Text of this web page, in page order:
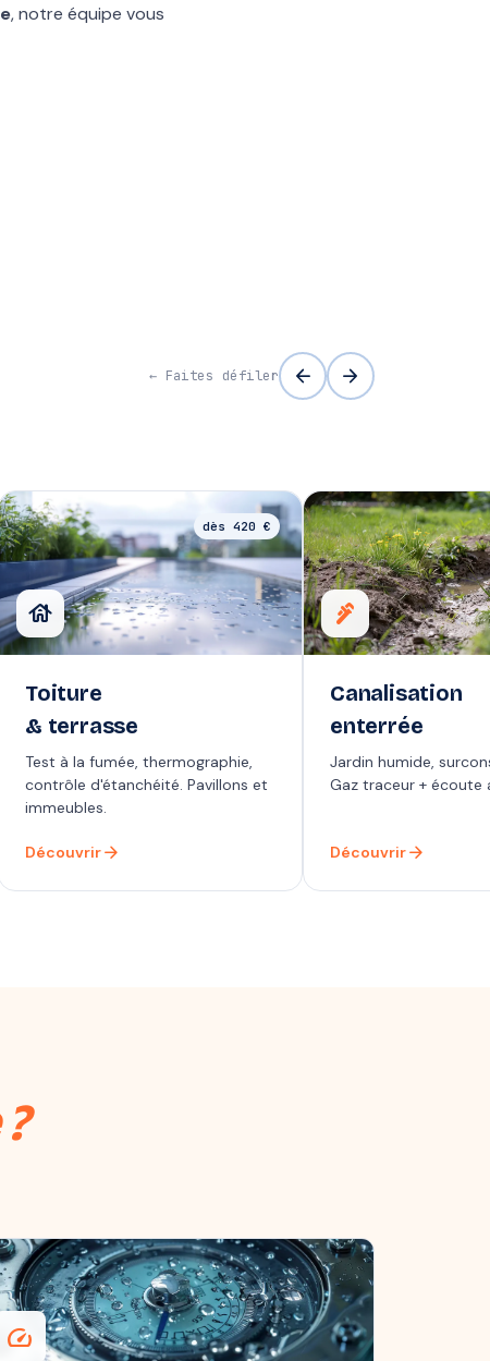
, notre équipe vous
← Faites défiler arrow_back arrow_forward
house
dès 420 €
Toiture
& terrasse
Test à la fumée, thermographie,
contrôle d'étanchéité. Pavillons et
immeubles.
Découvrirarrow_forward
plumbing
Canalisation
enterrée
Jardin humide,
Gaz traceur + écoute
Découvrirarrow_forward
speed